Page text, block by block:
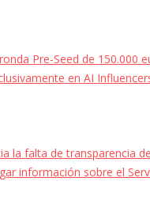
Pre-Seed de 150.000
en AI
la falta de transparencia
información sobre el